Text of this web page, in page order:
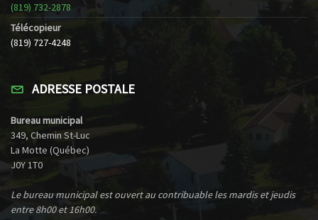
(819) 732-2878
Télécopieur
(819) 727-4248
ADRESSE POSTALE
Bureau municipal
349, Chemin St-Luc
La Motte (Québec)
J0Y 1T0
Le bureau municipal est ouvert au contribuable les mardis et jeudis
entre 8h00 et 16h00.